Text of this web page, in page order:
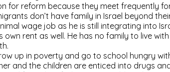
for reform because they meet frequently
don’t have family in Israel beyond
wage job as he is still integrating into
own rent as well. He has no family to live
up in poverty and go to school hungry
and the children are enticed into drugs